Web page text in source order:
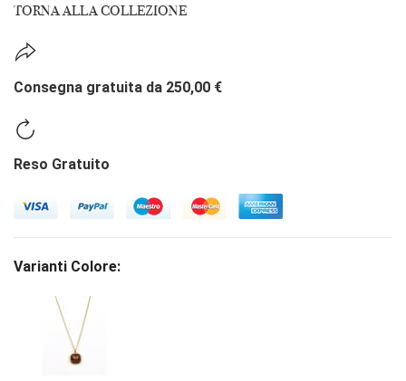
TORNA ALLA COLLEZIONE
Consegna gratuita da 250,00 €
Reso Gratuito
Varianti Colore: